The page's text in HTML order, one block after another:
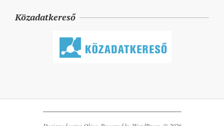
Közadatkereső